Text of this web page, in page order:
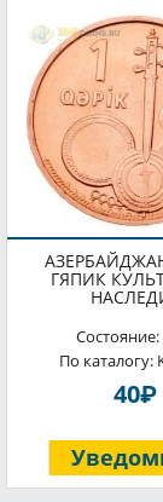
ГЯПИК
Состояние:
По каталогу:
40P